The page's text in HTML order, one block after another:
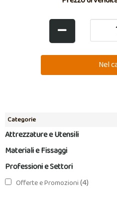
Categorie
Attrezzature e Utensili
Materiali e Fissaggi
Professioni e Settori
Offerte e Promozioni(4)